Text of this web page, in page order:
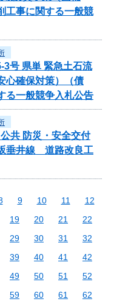
事に関する一般競
3号 県単 緊急土石流
心確保対策）（債
一般競争入札公告
共 防災・安全交付
垂井線 道路改良工
9 10 11
12
19 20 21
22
29 30 31
32
39 40 41
42
49 50 51
52
59 60 61
62